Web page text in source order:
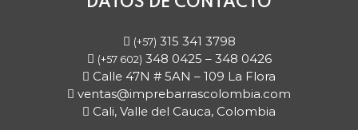
(+57) 315 341 3798
(+57 602) 348 0425 – 348 0426
Calle 47N # 5AN – 109 La Flora
ventas@imprebarrascolombia.com
Cali, Valle del Cauca, Colombia